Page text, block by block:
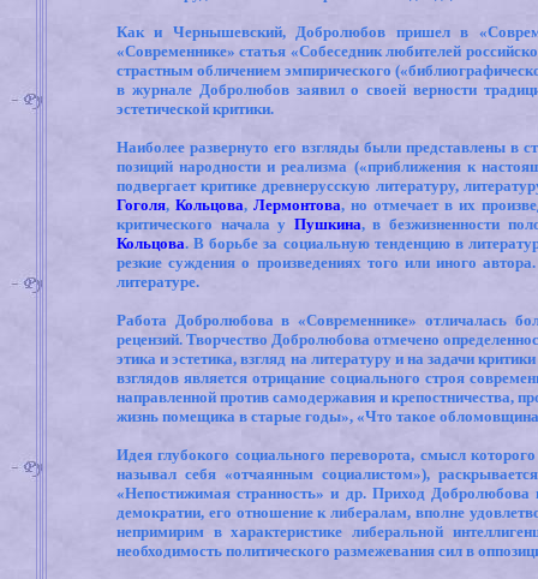
Как и Чернышевский, Добролюбов пришел в
«Современнике» статья «Собеседник любителей
страстным обличением эмпирического
в журнале Добролюбов заявил о своей верности
эстетической критики.
Наиболее развернуто его взгляды были представлены в
позиций народности и реализма («приближения к
подвергает критике древнерусскую литературу,
Гоголя,Кольцова,Лермонтова, но отмечает в их
критического начала у Пушкина, в безжизненности
Кольцова. В борьбе за социальную тенденцию в
резкие суждения о произведениях того или иного
литературе.
Работа Добролюбова в «Современнике» отличалась
рецензий. Творчество Добролюбова отмечено
этика и эстетика, взгляд на литературу и на задачи
взглядов является отрицание социального строя
направленной против самодержавия и крепостничества,
жизнь помещика в старые годы», «Что такое
Идея глубокого социального переворота, смысл
называл себя «отчаянным социалистом»),
«Непостижимая странность» и др. Приход Добролюбова
демократии, его отношение к либералам, вполне
непримирим в характеристике либеральной
необходимость политического размежевания сил в